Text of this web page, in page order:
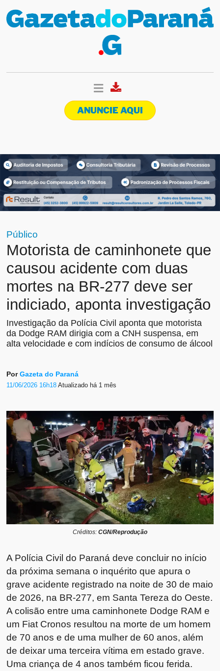
ANUNCIE AQUI
Público
Motorista de caminhonete que
causou acidente com duas
mortes na BR-277 deve ser
indiciado, aponta investigação
Investigação da Polícia Civil aponta que motorista
da Dodge RAM dirigia com a CNH suspensa, em
alta velocidade e com indícios de consumo de álcool
PorGazeta do Paraná
11/06/2026 16h18Atualizado há 1 mês
Créditos: CGN/Reprodução
A Polícia Civil do Paraná deve concluir no início
da próxima semana o inquérito que apura o
grave acidente registrado na noite de 30 de maio
de 2026, na BR-277, em Santa Tereza do Oeste.
A colisão entre uma caminhonete Dodge RAM e
um Fiat Cronos resultou na morte de um homem
de 70 anos e de uma mulher de 60 anos, além
de deixar uma terceira vítima em estado grave.
Uma criança de 4 anos também ficou ferida.